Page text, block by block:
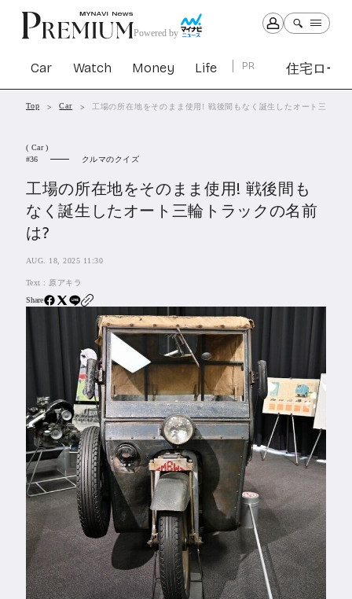
Powered by
Car Watch Money Life PR 住宅ロー
Car Watch
PR
住宅ローン
SBIネオトレード証券
All Articles
Feature
Series
Top Car 工場の所在地をそのまま使用! 戦後間もなく誕生したオート三輪ト
( Car )
36
クルマのクイズ
工場の所在地をそのまま使用! 戦後間も
なく誕生したオート三輪トラックの名前
は?
AUG. 18, 2025 11:30
Text : 原アキラ
Share